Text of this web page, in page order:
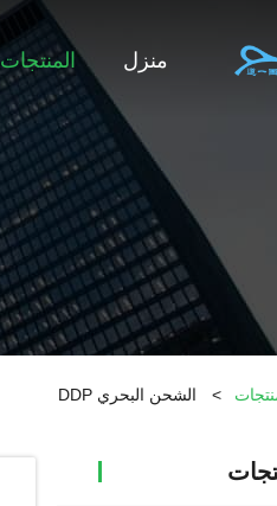
منزل المنتجات
> الشحن البحري DDP